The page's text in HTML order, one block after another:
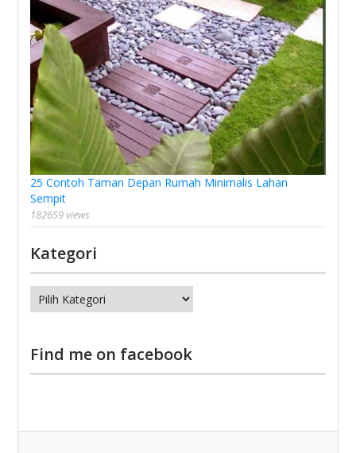
25 Contoh Taman Depan Rumah Minimalis Lahan
Sempit
182659 views
Kategori
Kategori
Find me on facebook